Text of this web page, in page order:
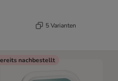
5 Varianten
nachbestellt